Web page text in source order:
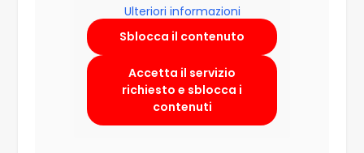
Ulteriori informazioni
Sblocca il contenuto
Accetta il servizio
richiesto e sblocca i
contenuti